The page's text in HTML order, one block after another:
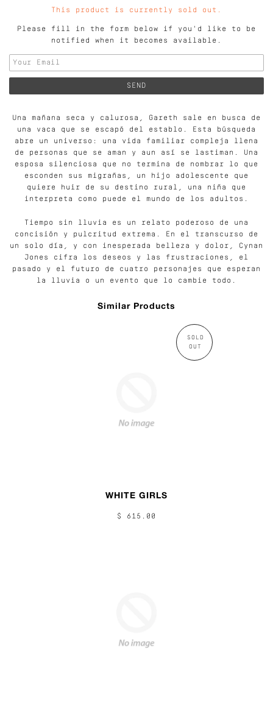
This product is currently sold out.
Please fill in the form below if you'd like to be
notified when it becomes available.
Una mañana seca y calurosa, Gareth sale en busca de
una vaca que se escapó del establo. Esta búsqueda
abre un universo: una vida familiar compleja llena
de personas que se aman y aun así se lastiman. Una
esposa silenciosa que no termina de nombrar lo que
esconden sus migrañas, un hijo adolescente que
quiere huir de su destino rural, una niña que
interpreta como puede el mundo de los adultos.
Tiempo sin lluvia es un relato poderoso de una
concisión y pulcritud extrema. En el transcurso de
un solo día, y con inesperada belleza y dolor, Cynan
Jones cifra los deseos y las frustraciones, el
pasado y el futuro de cuatro personajes que esperan
la lluvia o un evento que lo cambie todo.
Similar Products
SOLD
OUT
WHITE GIRLS
$ 615.00